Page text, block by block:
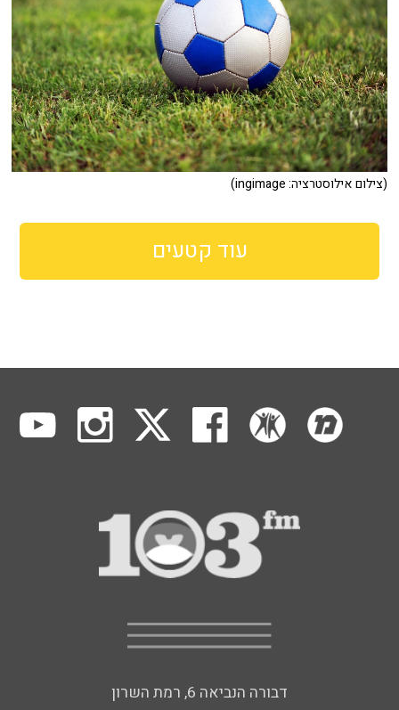
(צילום אילוסטרציה: ingimage)
עוד קטעים
דבורה הנביאה 6, רמת השרון